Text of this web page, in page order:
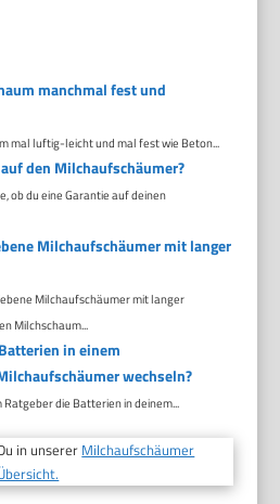
manchmal fest und
mal luftig-leicht und mal fest wie Beton...
den Milchaufschäumer?
ob du eine Garantie auf deinen
Milchaufschäumer mit langer
Milchaufschäumer mit langer
Milchschaum...
in einem
wechseln?
die Batterien in deinem...
in unserer Milchaufschäumer